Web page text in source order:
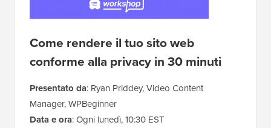
Come rendere il tuo sito web
conforme alla privacy in 30 minuti
Presentato da: Ryan Priddey, Video Content
Manager, WPBeginner
Data e ora: Ogni lunedì, 10:30 EST